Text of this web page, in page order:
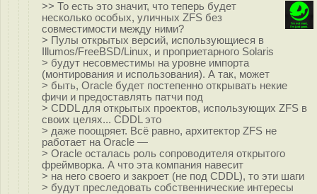
>> То есть это значит, что теперь будет
несколько особых, уличных ZFS без
совместимости между ними?
> Пулы открытых версий, использующиеся в
Illumos/FreeBSD/Linux, и проприетарного Solaris
> будут несовместимы на уровне импорта
(монтирования и использования). А так, может
> быть, Oracle будет постепенно открывать некие
фичи и предоставлять патчи под
> CDDL для открытых проектов, использующих ZFS в
своих целях... CDDL это
> даже поощряет. Всё равно, архитектор ZFS не
работает на Oracle —
> Oracle осталась роль сопроводителя открытого
фреймворка. А что эта компания навесит
> на него своего и закроет (не под CDDL), то эти шаги
> будут преследовать собственнические интересы